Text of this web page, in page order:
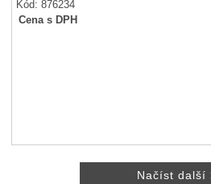
Kód: 876234
Cena s DPH